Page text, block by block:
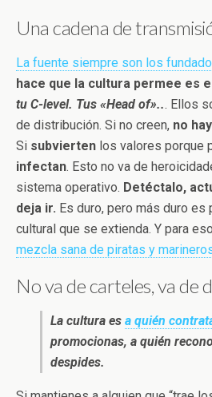
Una cadena de
La fuente siempre son los
hace que la cultura permee es
tu C-level. Tus «Head of»... Ellos
de distribución. Si no creen, no
Si subvierten los valores porque
infectan. Esto no va de
sistema operativo. Detéctalo,
deja ir. Es duro, pero más duro es
cultural que se extienda. Y para
mezcla sana de piratas y
No va de carteles, va de
La cultura es a quién
promocionas, a quién
despides.